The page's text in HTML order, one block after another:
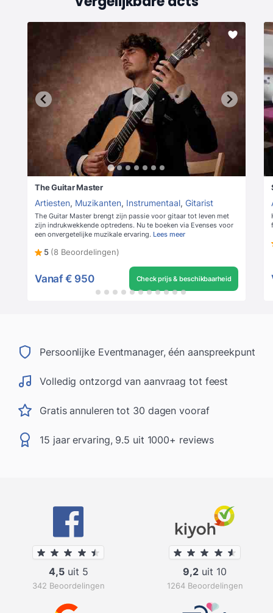
The Guitar Master
Artiesten, Muzikanten, Instrumentaal, Gitarist
The Guitar Master brengt zijn passie voor gitaar tot leven met
zijn indrukwekkende optredens. Nu te boeken via Evenses voor
een onvergetelijke muzikale ervaring. Lees meer
5 (8 Beoordelingen)
Vanaf € 950 Check prijs & beschikbaarheid
Persoonlijke Eventmanager, één aanspreekpunt
Volledig ontzorgd van aanvraag tot feest
Gratis annuleren tot 30 dagen vooraf
15 jaar ervaring, 9.5 uit 1000+ reviews
4,5uit 5
342 Beoordelingen
9,2 uit 10
1264 Beoordelingen